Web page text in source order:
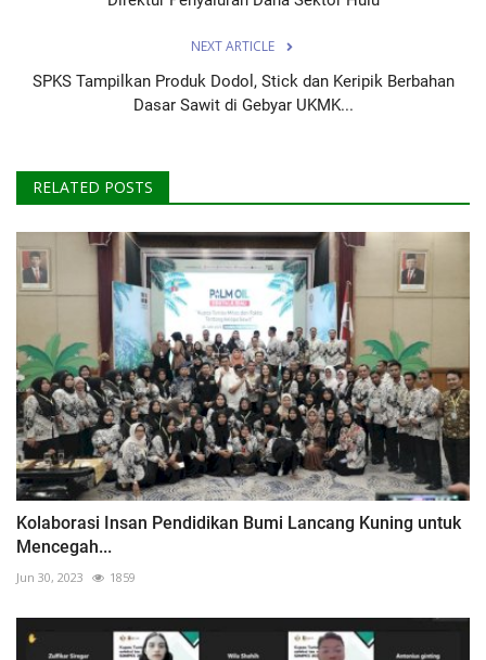
NEXT ARTICLE
SPKS Tampilkan Produk Dodol, Stick dan Keripik Berbahan
Dasar Sawit di Gebyar UKMK...
RELATED POSTS
Kolaborasi Insan Pendidikan Bumi Lancang Kuning untuk
Mencegah...
Jun 30, 2023 1859